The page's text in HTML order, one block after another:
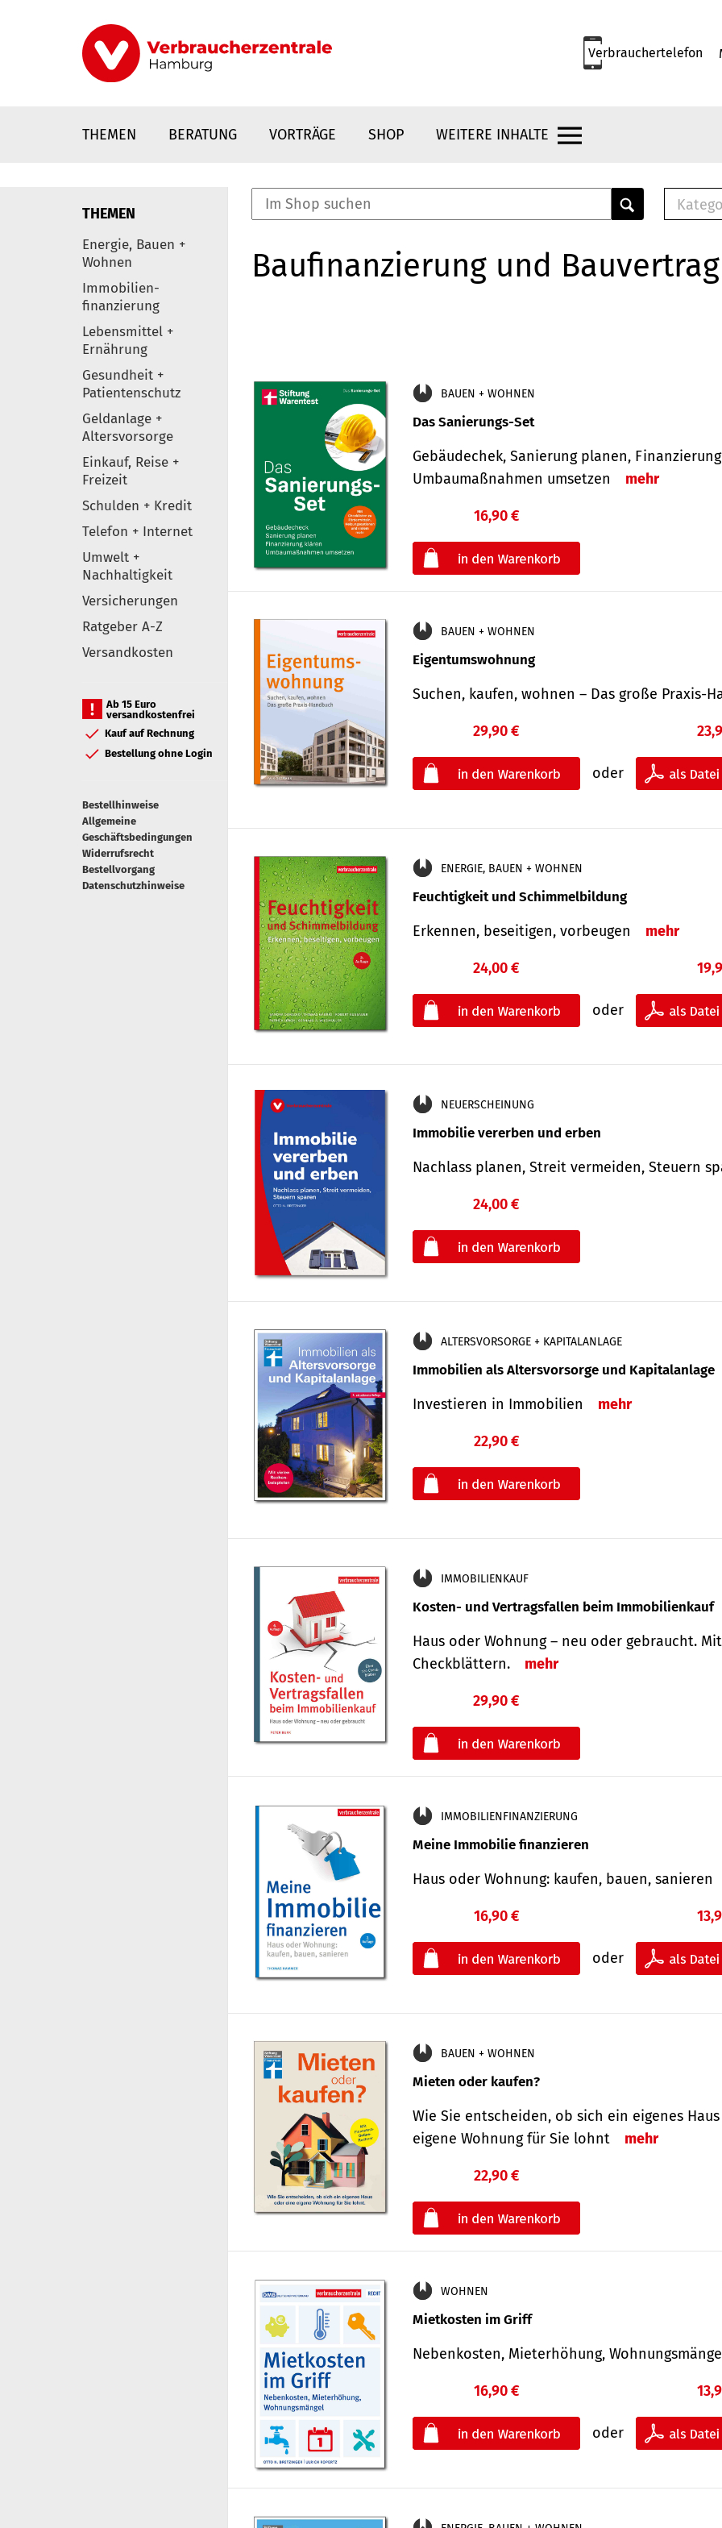
Verbrauchertelefon
THEMEN BERATUNG VORTRÄGE SHOP WEITERE INHALTE
Elemente
THEMEN
Energie, Bauen +
Wohnen
Immobilien-
finanzierung
Lebensmittel +
Ernährung
Gesundheit +
Patientenschutz
Geldanlage +
Altersvorsorge
Einkauf, Reise +
Freizeit
Schulden + Kredit
Telefon + Internet
Umwelt +
Nachhaltigkeit
Versicherungen
Ratgeber A-Z
Versandkosten
Ab 15 Euro
versandkostenfrei
Kauf auf Rechnung
Bestellung ohne Login
Bestellhinweise
Allgemeine
Geschäftsbedingungen
Widerrufsrecht
Bestellvorgang
Datenschutzhinweise
E-
Baufinanzierung und Bauvertrag
BAUEN + WOHNEN
Das Sanierungs-Set
Gebäudechek, Sanierung planen,
Umbaumaßnahmen umsetzen
mehr
16,90 €
BAUEN + WOHNEN
Eigentumswohnung
Suchen, kaufen, wohnen – Das große Praxis-
29,90 €
oder
ENERGIE, BAUEN + WOHNEN
Feuchtigkeit und Schimmelbildung
Erkennen, beseitigen, vorbeugen mehr
24,00 €
oder
NEUERSCHEINUNG
Immobilie vererben und erben
Nachlass planen, Streit vermeiden, Steuern
24,00 €
ALTERSVORSORGE + KAPITALANLAGE
Immobilien als Altersvorsorge und Kapitalanlage
Investieren in Immobilien mehr
22,90 €
IMMOBILIENKAUF
Kosten- und Vertragsfallen beim Immobilienkauf
Haus oder Wohnung – neu oder gebraucht.
Check­blättern.
mehr
29,90 €
IMMOBILIENFINANZIERUNG
Meine Immobilie finanzieren
Haus oder Wohnung: kaufen, bauen, sanieren
16,90 €
oder
BAUEN + WOHNEN
Mieten oder kaufen?
Wie Sie entscheiden, ob sich ein eigenes
eigene Wohnung für Sie lohnt
mehr
22,90 €
WOHNEN
Mietkosten im Griff
Nebenkosten, Mieterhöhung,
16,90 €
oder